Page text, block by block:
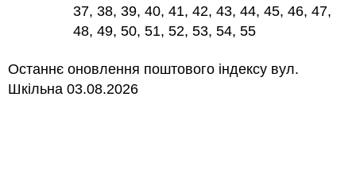
37, 38, 39, 40, 41, 42, 43, 44, 45, 46, 47,
48, 49, 50, 51, 52, 53, 54, 55
Останнє оновлення поштового індексу вул.
Шкільна 03.08.2026